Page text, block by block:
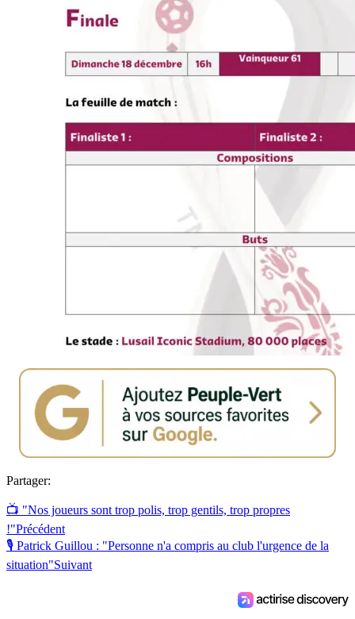
Partager:
📺 "Nos joueurs sont trop polis, trop gentils, trop propres
!"Précédent
🎙️ Patrick Guillou : "Personne n'a compris au club l'urgence de la
situation"Suivant